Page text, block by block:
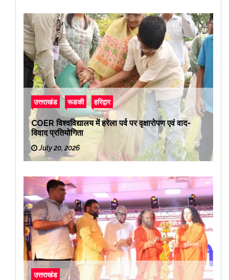
उत्तराखंड रूडकी हरिद्वार
COER विश्वविद्यालय में हरेला पर्व पर वृक्षारोपण एवं वाद-
विवाद प्रतियोगिता
July 20, 2026
उत्तराखंड